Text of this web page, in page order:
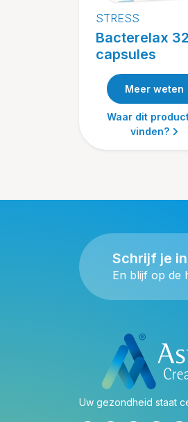
STRESS
Bacterelax 32
capsules
Meer weten
Waar dit
vinden?
Schrijf je
En blijf op de
Uw gezondheid staat